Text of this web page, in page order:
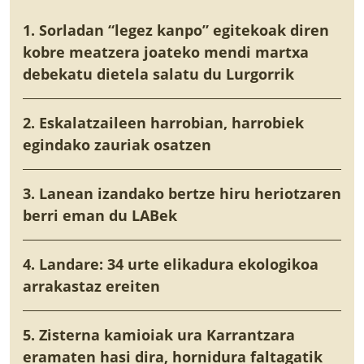
1. Sorladan “legez kanpo” egitekoak diren
kobre meatzera joateko mendi martxa
debekatu dietela salatu du Lurgorrik
2. Eskalatzaileen harrobian, harrobiek
egindako zauriak osatzen
3. Lanean izandako bertze hiru heriotzaren
berri eman du LABek
4. Landare: 34 urte elikadura ekologikoa
arrakastaz ereiten
5. Zisterna kamioiak ura Karrantzara
eramaten hasi dira, hornidura faltagatik